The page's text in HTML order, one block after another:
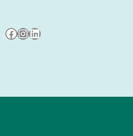
Besuche uns auf Facebook
Besuche uns auf Instagram
LinkedIn